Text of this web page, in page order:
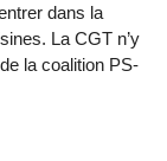
dans la
La CGT n’y
la coalition PS-